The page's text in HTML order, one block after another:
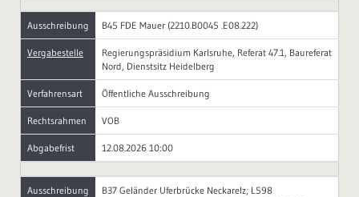
Ausschreibung B45 FDE Mauer (2210.B0045 .E08.222)
Vergabestelle
Regierungspräsidium Karlsruhe, Referat 47.1, Baureferat
Nord, Dienstsitz Heidelberg
Verfahrensart Öffentliche Ausschreibung
Rechtsrahmen VOB
Abgabefrist 12.08.2026 10:00
Ausschreibung
B37 Geländer Uferbrücke Neckarelz; L598